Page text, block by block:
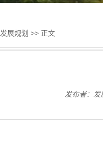
发展规划 >> 正文
发布者：发